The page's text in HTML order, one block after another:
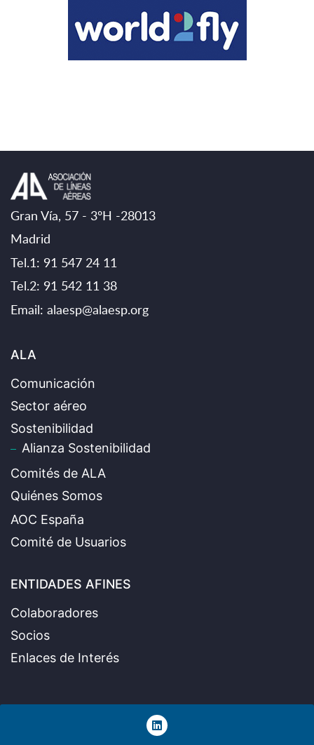
Gran Vía, 57 - 3ºH -28013
Madrid
Tel.1: 91 547 24 11
Tel.2: 91 542 11 38
Email: alaesp@alaesp.org
ALA
Comunicación
Sector aéreo
Sostenibilidad
Alianza Sostenibilidad
Comités de ALA
Quiénes Somos
AOC España
Comité de Usuarios
ENTIDADES AFINES
Colaboradores
Socios
Enlaces de Interés